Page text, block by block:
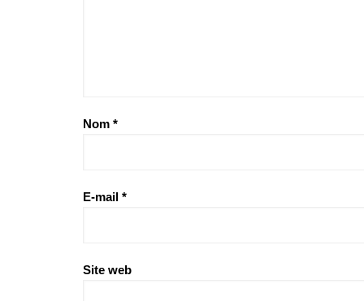
Nom *
E-mail *
Site web